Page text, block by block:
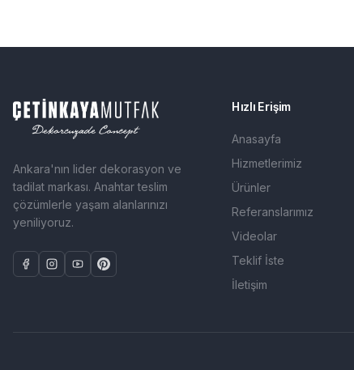
Ankara'nın lider dekorasyon ve
tadilat markası. Anahtar teslim
çözümlerle yaşam alanlarınızı
yeniliyoruz.
Hızlı Erişim
Anasayfa
Hizmetlerimiz
Ürünler
Referanslarımız
Videolar
Teklif İste
İletişim